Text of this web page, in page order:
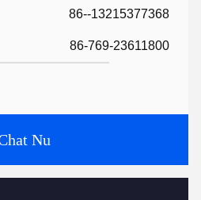
86--13215377368
86-769-23611800
Nu